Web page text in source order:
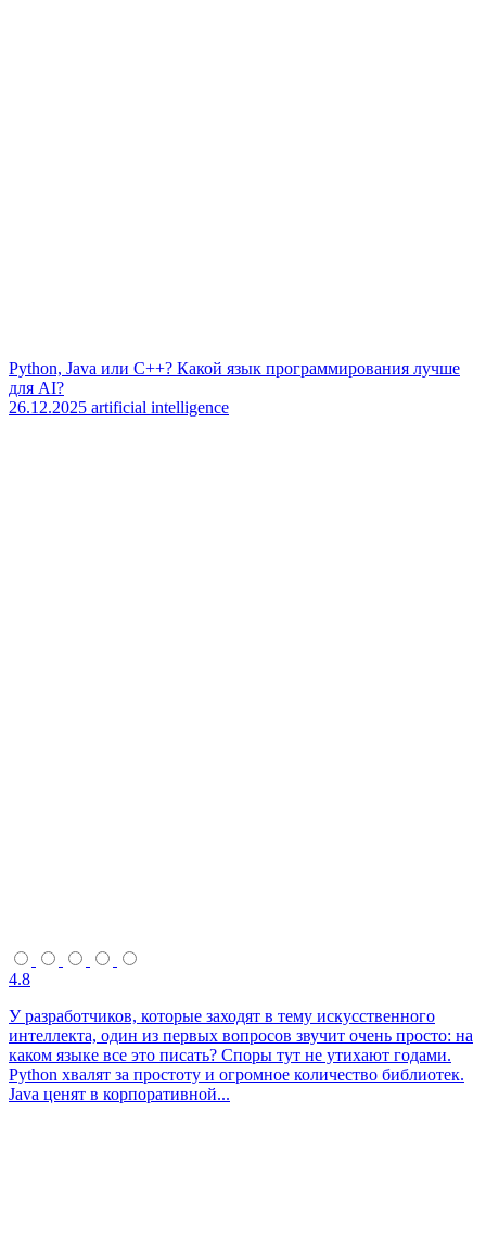
Python, Java или C++? Какой язык программирования лучше
для AI?
26.12.2025 artificial intelligence
4.8
У разработчиков, которые заходят в тему искусственного
интеллекта, один из первых вопросов звучит очень просто: на
каком языке все это писать? Споры тут не утихают годами.
Python хвалят за простоту и огромное количество библиотек.
Java ценят в корпоративной...